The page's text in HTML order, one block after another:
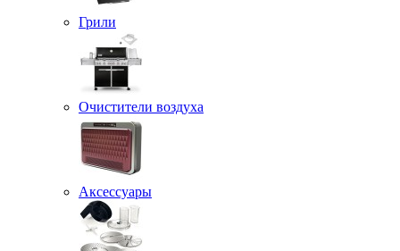
Грили
Очистители воздуха
Аксессуары